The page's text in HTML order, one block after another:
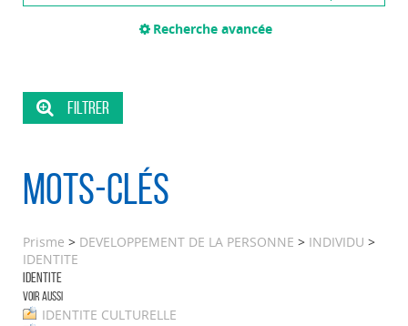
Recherche avancée
Mots-clés
Prisme > DEVELOPPEMENT DE LA PERSONNE > INDIVIDU >
IDENTITE
IDENTITE
Voir aussi
IDENTITE CULTURELLE